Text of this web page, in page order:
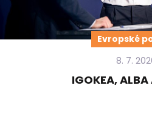
Evropské
8. 7.
IGOKEA, ALBA